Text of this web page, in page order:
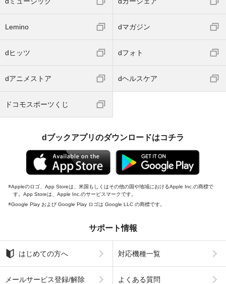
Lemino dマガジン
dヒッツ dフォト
dアニメストア dヘルスケア
ドコモスポーツくじ
dブックアプリのダウンロードはコチラ
Appleのロゴ、App Storeは、米国もしくはその他の国や地域におけるApple Inc.の商標で
す。App Storeは、Apple Inc.のサービスマークです。
Google Play および Google Play ロゴは Google LLC の商標です。
サポート情報
はじめての方へ 対応機種一覧
メールサービス登録/解除 よくある質問